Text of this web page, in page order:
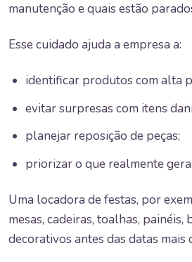
manutenção e quais estão
Esse cuidado ajuda a empresa a:
identificar produtos com alta
evitar surpresas com itens
planejar reposição de peças;
priorizar o que realmente
Uma locadora de festas, por
mesas, cadeiras, toalhas, painéis,
decorativos antes das datas mais